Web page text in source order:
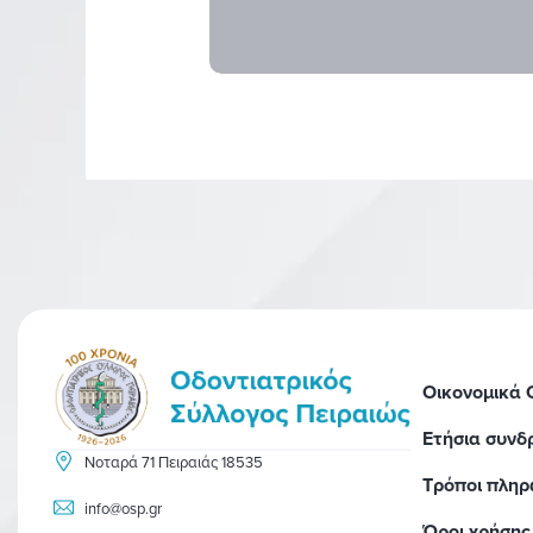
Νοταρά 71 Πειραιάς 18535
info@osp.gr
Οικονομικά
Ετήσια
Τρόποι